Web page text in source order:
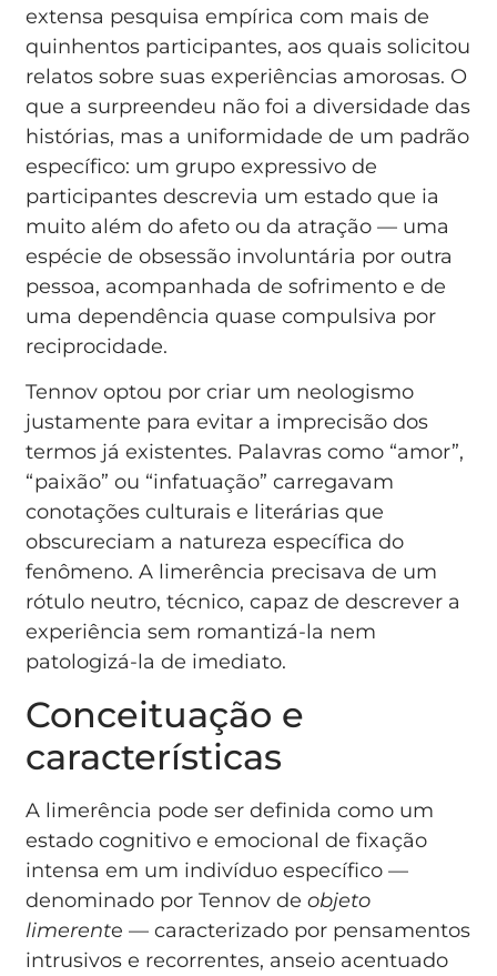
extensa pesquisa empírica com mais de
quinhentos participantes, aos quais solicitou
relatos sobre suas experiências amorosas. O
que a surpreendeu não foi a diversidade das
histórias, mas a uniformidade de um padrão
específico: um grupo expressivo de
participantes descrevia um estado que ia
muito além do afeto ou da atração — uma
espécie de obsessão involuntária por outra
pessoa, acompanhada de sofrimento e de
uma dependência quase compulsiva por
reciprocidade.
Tennov optou por criar um neologismo
justamente para evitar a imprecisão dos
termos já existentes. Palavras como “amor”,
“paixão” ou “infatuação” carregavam
conotações culturais e literárias que
obscureciam a natureza específica do
fenômeno. A limerência precisava de um
rótulo neutro, técnico, capaz de descrever a
experiência sem romantizá-la nem
patologizá-la de imediato.
Conceituação e
características
A limerência pode ser definida como um
estado cognitivo e emocional de fixação
intensa em um indivíduo específico —
denominado por Tennov deobjeto
limerente — caracterizado por pensamentos
intrusivos e recorrentes, anseio acentuado